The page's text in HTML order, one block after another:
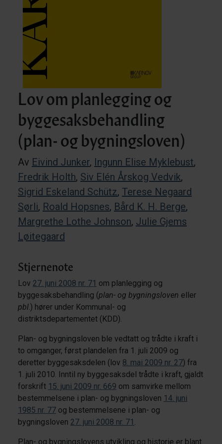
Lov om planlegging og
byggesaksbehandling
(plan- og bygningsloven)
Av Eivind Junker, Ingunn Elise Myklebust,
Fredrik Holth, Siv Elén Årskog Vedvik,
Sigrid Eskeland Schütz, Terese Negaard
Sørli, Roald Hopsnes, Bård K. H. Berge,
Margrethe Lothe Johnson, Julie Gjems
Løitegaard
Stjernenote
Lov 27. juni 2008 nr. 71 om planlegging og
byggesaksbehandling (plan- og bygningsloven eller
pbl.) hører under Kommunal- og
distriktsdepartementet (KDD).
Plan- og bygningsloven ble vedtatt og trådte i kraft i
to omganger, først plandelen fra 1. juli 2009 og
deretter byggesaksdelen (lov 8. mai 2009 nr. 27) fra
1. juli 2010. Inntil ny byggesaksdel trådte i kraft, gjaldt
forskrift 15. juni 2009 nr. 669 om samvirke mellom
bestemmelsene i plan- og bygningsloven 14. juni
1985 nr. 77 og bestemmelsene i plan- og
bygningsloven 27. juni 2008 nr. 71
Plan- og bygningslovens utvikling og historie er blant